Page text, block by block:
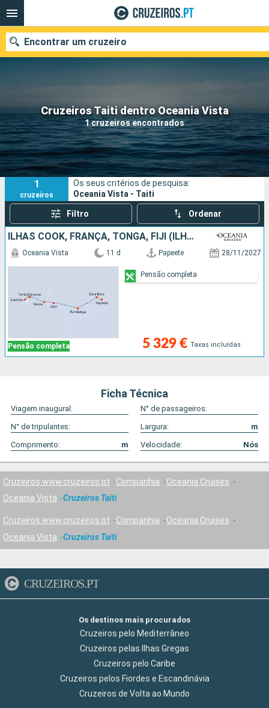
Cruzeiros Taiti dentro Oceania Vista
1 cruzeiros encontrados
Encontrar um cruzeiro
Quando ir?
Data de partida
Portos Companhias
Pesquisar
1
cruzeiros
Os seus critérios de pesquisa:
Oceania Vista - Taiti
Filtro Ordenar
ILHAS COOK, FRANÇA, TONGA, FIJI (ILHAS)
Pensão completa
Oceania Vista 11 d Papeete 28/11/2027
5 329 € Taxas incluídas
Pensão completa
Ficha Técnica
Viagem inaugural:
N° de passageiros:
N° de tripulantes:
Largura:
m
Comprimento:
m Velocidade: Nós
Cruzeiros www.cruzeiros.pt Companhia
Oceania Cruises
Oceania Vista
Cruzeiros Taiti
Cruzeiros www.cruzeiros.pt Companhia
Oceania Cruises
Oceania Vista
Cruzeiros Taiti
CRUZEIROS.PT
Os destinos mais procurados
Cruzeiros pelo Mediterrâneo
Cruzeiros pelas Ilhas Gregas
Cruzeiros pelo Caribe
Cruzeiros pelos Fiordes e Escandinávia
Cruzeiros de Volta ao Mundo